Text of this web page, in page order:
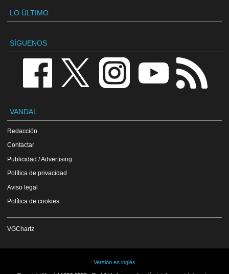
LO ÚLTIMO
SÍGUENOS
VANDAL
Redacción
Contactar
Publicidad / Advertising
Política de privacidad
Aviso legal
Política de cookies
VGChartz
Versión en inglés